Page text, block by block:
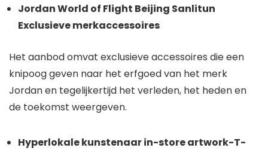
Jordan World of Flight Beijing Sanlitun
Exclusieve merkaccessoires
Het aanbod omvat exclusieve accessoires die een
knipoog geven naar het erfgoed van het merk
Jordan en tegelijkertijd het verleden, het heden en
de toekomst weergeven.
Hyperlokale kunstenaar in-store artwork-T-